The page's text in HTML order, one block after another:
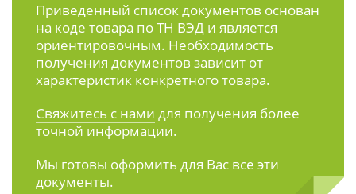
Приведенный список документов основан
на коде товара по ТН ВЭД и является
ориентировочным. Необходимость
получения документов зависит от
характеристик конкретного товара.
Свяжитесь с нами для получения более
точной информации.
Мы готовы оформить для Вас все эти
документы.